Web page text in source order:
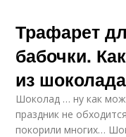
Трафарет
бабочки.
из
Шоколад … ну как
праздник не
покорили многих…